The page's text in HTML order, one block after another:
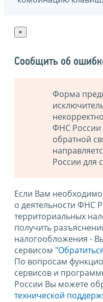
×
Сообщить об
Форма
ФНС России
обратной
России для
Если Вам
о деятельности ФНС
территориальных
получить
налогообложения -
сервисом
По вопросам
сервисов и
России Вы можете
технической